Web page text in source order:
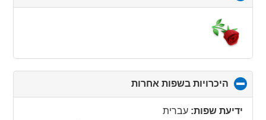
to
היכרויות בשפות אחרות
to
ידיעת שפות: עברית